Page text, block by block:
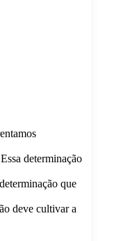
determinação
que
deve cultivar a